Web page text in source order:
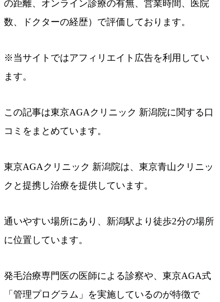
の距離、オンライン診療の有無、営業時間、医院
数、ドクターの経歴）で評価しております。
※当サイトではアフィリエイト広告を利用してい
ます。
この記事は東京AGAクリニック 新潟院​に関する口
コミをまとめています。
東京AGAクリニック 新潟院は、東京青山クリニッ
クと提携し治療を提供しています。
通いやすい場所にあり、新潟駅より徒歩2分の場所
に位置しています。
発毛治療専門医の医師による診察や、東京AGA式
「管理プログラム」を実施しているのが特徴で